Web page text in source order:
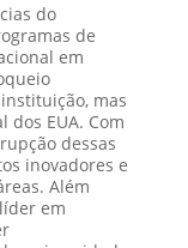
do
de
em
mas
dos EUA. Com
dessas
inovadores e
Além
em